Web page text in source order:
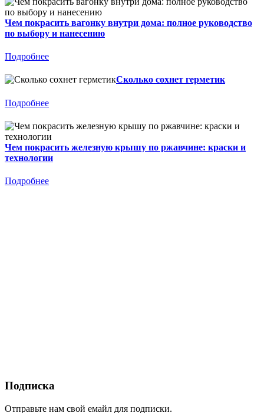
Чем покрасить вагонку внутри дома: полное руководство
по выбору и нанесению
Подробнее
Сколько сохнет герметик
Подробнее
Чем покрасить железную крышу по ржавчине: краски и
технологии
Подробнее
Подписка
Отправьте нам свой емайл для подписки.